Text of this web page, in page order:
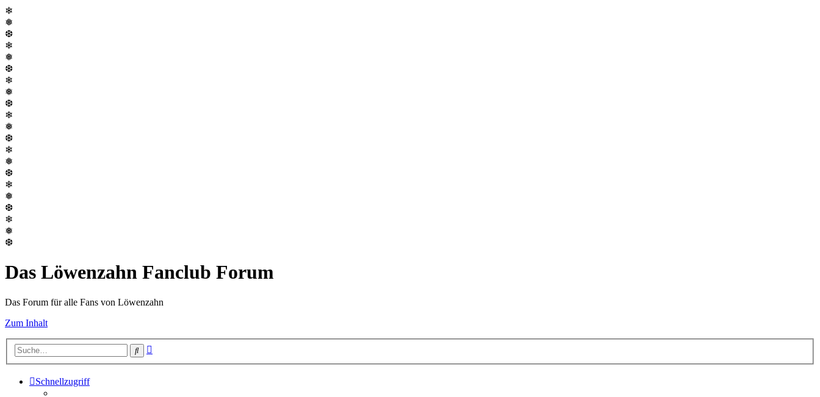
❄
❅
❆
❄
❅
❆
❄
❅
❆
❄
❅
❆
❄
❅
❆
❄
❅
❆
❄
❅
❆
Das Löwenzahn Fanclub Forum
Das Forum für alle Fans von Löwenzahn
Zum Inhalt
Suche
Schnellzugriff